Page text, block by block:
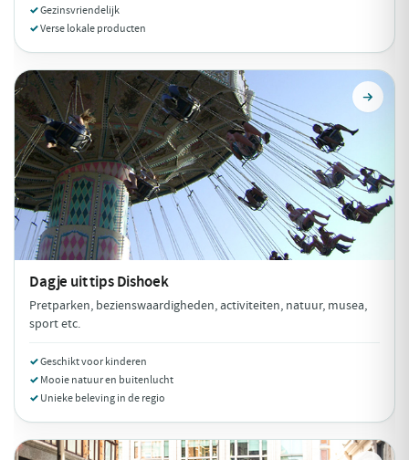
Gezinsvriendelijk
Verse lokale producten
Dagje uit tipsDishoek
Pretparken, bezienswaardigheden, activiteiten, natuur, musea,
sport etc.
Geschikt voor kinderen
Mooie natuur en buitenlucht
Unieke beleving in de regio